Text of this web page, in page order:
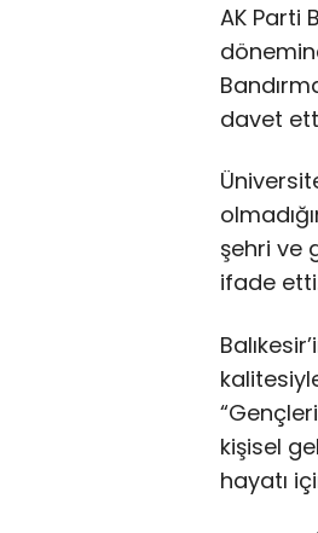
AK Parti
davet
şehri ve
ifade
kişisel
hayatı